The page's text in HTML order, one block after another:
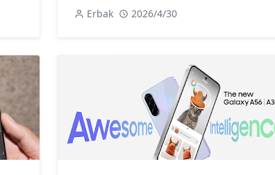
Erbak 2026/4/30